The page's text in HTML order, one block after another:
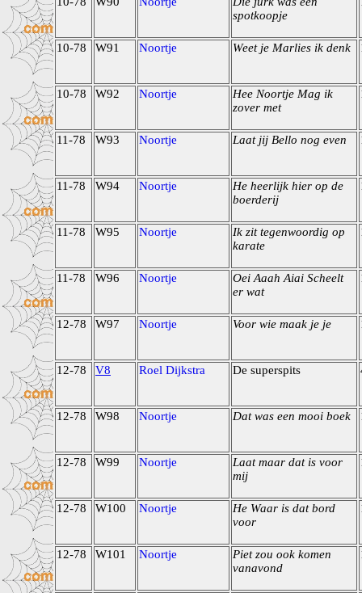
spotkoopje
10-78 W91 Noortje Weet je Marlies ik denk
10-78 W92 Noortje
Hee Noortje Mag ik
zover met
11-78 W93 Noortje Laat jij Bello nog even
11-78 W94 Noortje
He heerlijk hier op de
boerderij
11-78 W95 Noortje
Ik zit tegenwoordig op
karate
11-78 W96 Noortje
Oei Aaah Aiai Scheelt
er wat
12-78 W97 Noortje Voor wie maak je je
12-78 V8 Roel Dijkstra De superspits
12-78 W98 Noortje Dat was een mooi boek
12-78 W99 Noortje
Laat maar dat is voor
mij
12-78 W100 Noortje
He Waar is dat bord
voor
12-78 W101 Noortje
Piet zou ook komen
vanavond